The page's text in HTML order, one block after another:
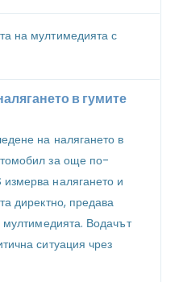
на мултимедията с
в гумите
на налягането в
за още по-
налягането и
директно, предава
мултимедията. Водачът
ситуация чрез